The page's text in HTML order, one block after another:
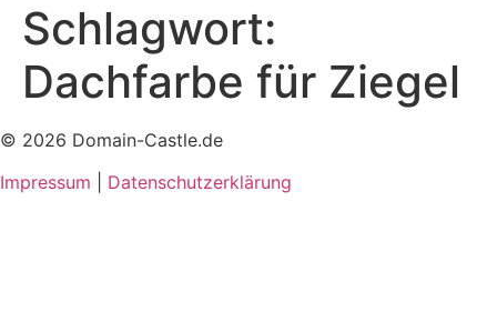
Schlagwort:
Dachfarbe für Ziegel
© 2026 Domain-Castle.de
Impressum
Datenschutzerklärung